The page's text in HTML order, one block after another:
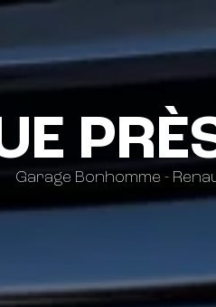
Garage Bonhomme -